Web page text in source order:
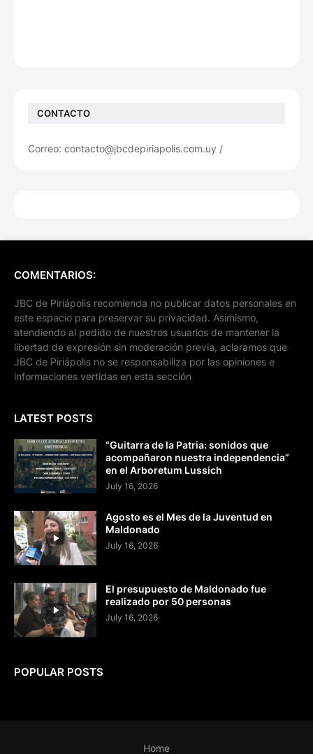
CONTACTO
Correo: contacto@jbcdepiriapolis.com.uy /
COMENTARIOS:
JBC de Piriápolis recomienda no publicar datos personales en
este espacio para preservar su privacidad. Asimismo,
atendiendo al pedido de nuestros usuarios de mantener la
libertad de expresión sin moderación previa, aclaramos que
JBC de Piriápolis no se responsabiliza por las opiniones e
informaciones vertidas en esta sección
LATEST POSTS
“Guitarra de la Patria: sonidos que
acompañaron nuestra independencia”
en el Arboretum Lussich
July 16, 2026
Agosto es el Mes de la Juventud en
Maldonado
July 16, 2026
El presupuesto de Maldonado fue
realizado por 50 personas
July 16, 2026
POPULAR POSTS
Home